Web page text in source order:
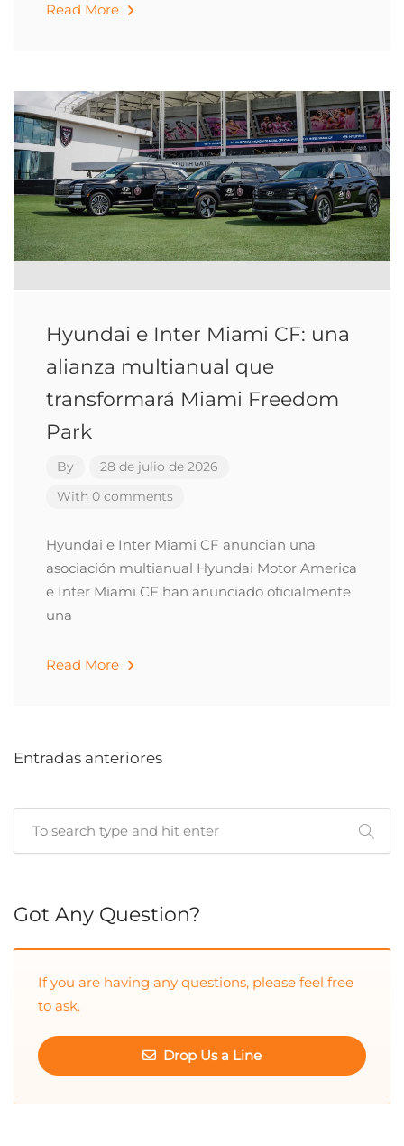
Read More
Hyundai e Inter Miami CF: una
alianza multianual que
transformará Miami Freedom
Park
By
28 de julio de 2026
With 0 comments
Hyundai e Inter Miami CF anuncian una
asociación multianual Hyundai Motor America
e Inter Miami CF han anunciado oficialmente
una
Read More
Entradas anteriores
Got Any Question?
If you are having any questions, please feel free
to ask.
Drop Us a Line